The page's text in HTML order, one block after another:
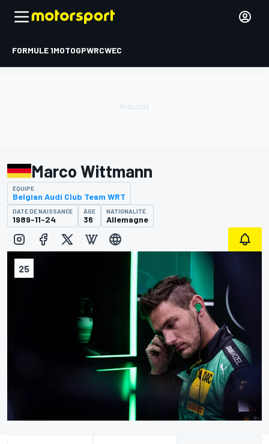
FORMULE 1MOTOGPWRCWEC
25
Marco Wittmann
ÉQUIPE
Belgian Audi Club Team WRT
DATE DE NAISSANCE
1989-11-24
ÂGE
36
NATIONALITÉ
Allemagne